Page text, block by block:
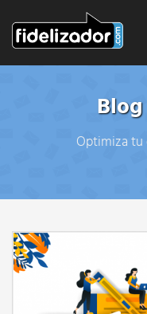
Optimiza